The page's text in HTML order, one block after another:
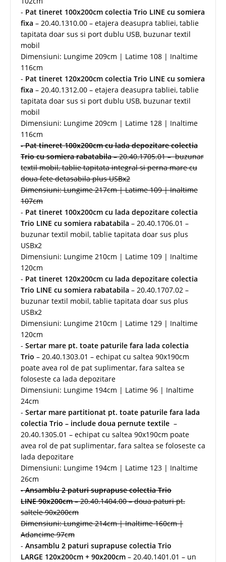
- Pat tineret 100x200cm colectia Trio LINE cu somiera
fixa – 20.40.1310.00 – etajera deasupra tabliei, tablie
tapitata doar sus si port dublu USB, buzunar textil
mobil
Dimensiuni: Lungime 209cm | Latime 108 | Inaltime
116cm
- Pat tineret 120x200cm colectia Trio LINE cu somiera
fixa – 20.40.1312.00 – etajera deasupra tabliei, tablie
tapitata doar sus si port dublu USB, buzunar textil
mobil
Dimensiuni: Lungime 209cm | Latime 128 | Inaltime
116cm
-Pat tineret 100x200cm cu lada depozitare colectia
Trio cu somiera rabatabila– 20.40.1705.01 – buzunar
textil mobil, tablie tapitata integral si perna mare cu
doua fete detasabila plus USBx2
Dimensiuni: Lungime 217cm | Latime 109 | Inaltime
107cm
- Pat tineret 100x200cm cu lada depozitare colectia
Trio LINE cu somiera rabatabila – 20.40.1706.01 –
buzunar textil mobil, tablie tapitata doar sus plus
USBx2
Dimensiuni: Lungime 210cm | Latime 109 | Inaltime
120cm
- Pat tineret 120x200cm cu lada depozitare colectia
Trio LINE cu somiera rabatabila – 20.40.1707.02 –
buzunar textil mobil, tablie tapitata doar sus plus
USBx2
Dimensiuni: Lungime 210cm | Latime 129 | Inaltime
120cm
- Sertar mare pt. toate paturile fara lada colectia
Trio – 20.40.1303.01 – echipat cu saltea 90x190cm
poate avea rol de pat suplimentar, fara saltea se
foloseste ca lada depozitare
Dimensiuni: Lungime 194cm | Latime 96 | Inaltime
24cm
- Sertar mare partitionat pt. toate paturile fara lada
colectia Trio – include doua pernute textile –
20.40.1305.01 – echipat cu saltea 90x190cm poate
avea rol de pat suplimentar, fara saltea se foloseste ca
lada depozitare
Dimensiuni: Lungime 194cm | Latime 123 | Inaltime
26cm
-Ansamblu 2 paturi suprapuse colectia Trio
LINE 90x200cm– 20.40.1404.00 – doua paturi pt.
saltele 90x200cm
Dimensiuni: Lungime 214cm | Inaltime 160cm |
Adancime 97cm
- Ansamblu 2 paturi suprapuse colectia Trio
LARGE 120x200cm + 90x200cm – 20.40.1401.01 – un